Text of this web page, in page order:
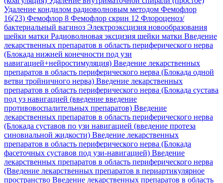
Удаление кондилом радиоволновым методом Фемофлор
16(23) Фемофлор 8 Фемофлор скрин 12 Флороценоз/
бактериальный вагиноз Электроэксцизия новообразования
шейки матки Радиоволновая эксцизия шейки матки Введение
лекарственных препаратов в область периферического нерва
(Блокада нижней конечности под узи
навигацией+нейростимуляция) Введение лекарственных
препаратов в область периферического нерва (Блокада одной
ветви тройничного нерва) Введение лекарственных
препаратов в область периферического нерва (Блокада сустава
под уз навигацией (введение введение
противовоспалительных препаратов) Введение
лекарственных препаратов в область периферического нерва
(Блокада суставов по узи навигацией (введение протеза
синовиальной жидкости) Введение лекарственных
препаратов в область периферического нерва (Блокада
фасеточных суставов под узи-навигацией) Введение
лекарственных препаратов в область периферического нерва
(Введение лекарственных препаратов в периартикулярное
пространство Введение лекарственных препаратов в область